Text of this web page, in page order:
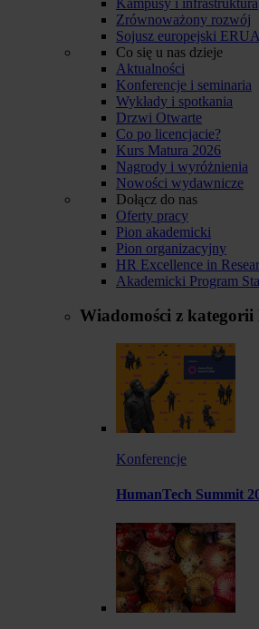
Zrównoważony rozwój
Sojusz europejski ERUA
Co się u nas dzieje
Aktualności
Konferencje i seminaria
Wykłady i spotkania
Drzwi Otwarte
Co po licencjacie?
Kurs Matura 2026
Nagrody i wyróżnienia
Nowości wydawnicze
Dołącz do nas
Oferty pracy
Pion akademicki
Pion organizacyjny
HR Excellence in
Akademicki Program
Wiadomości z kategorii
Konferencje
HumanTech Summit